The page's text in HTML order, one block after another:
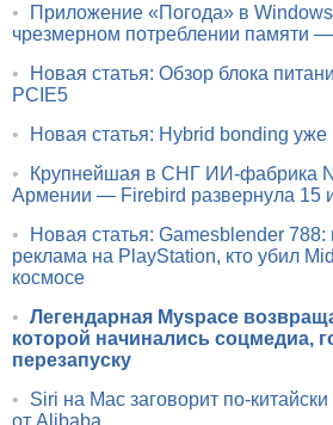
•
Приложение «Погода» в
чрезмерном потреблении памяти
•
Новая статья: Обзор блока
PCIE5
•
Новая статья: Hybrid bonding
•
Крупнейшая в СНГ ИИ-фабрика
Армении — Firebird развернула 15
•
Новая статья: Gamesblender
реклама на PlayStation, кто убил
космосе
• Легендарная Myspace
которой начинались соцмедиа,
перезапуску
•
Siri на Mac заговорит по-
от Alibaba